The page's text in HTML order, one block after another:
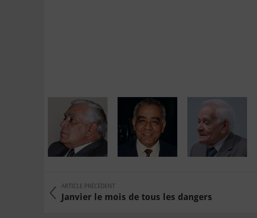
ARTICLE PRÉCÉDENT
Janvier le mois de tous les dangers